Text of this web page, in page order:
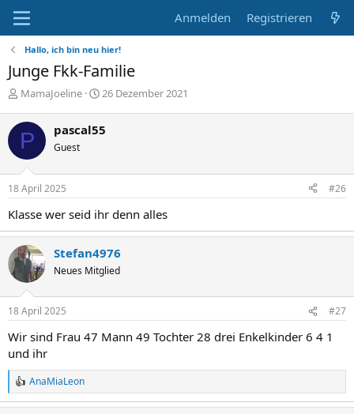
Anmelden Registrieren
Hallo, ich bin neu hier!
Junge Fkk-Familie
E
s
t
e
l
l
e
MamaJoeline
E
t
l
m
26 Dezember 2021
P pascal55
Guest
18 April 2025 #26
Klasse wer seid ihr denn alles
Stefan4976
Neues Mitglied
18 April 2025 #27
Wir sind Frau 47 Mann 49 Tochter 28 drei Enkelkinder 6 4 1
und ihr
R
e
AnaMiaLeon